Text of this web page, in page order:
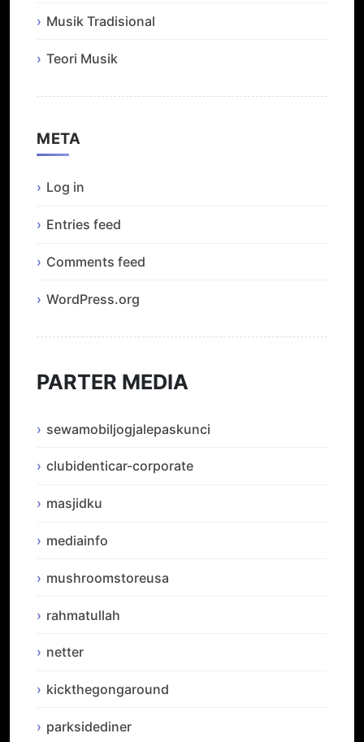
Musik Tradisional
Teori Musik
META
Log in
Entries feed
Comments feed
WordPress.org
PARTER MEDIA
sewamobiljogjalepaskunci
clubidenticar-corporate
masjidku
mediainfo
mushroomstoreusa
rahmatullah
netter
kickthegongaround
parksidediner